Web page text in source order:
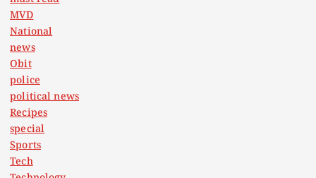
MVD
National
news
Obit
police
political news
Recipes
special
Sports
Tech